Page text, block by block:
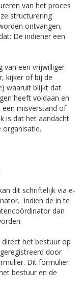
van het proces
structurering
ontvangen,
De indiener een
van een vrijwilliger
kijker of bij de
waaruit blijkt dat
heeft voldaan en
een misverstand of
is dat het aandacht
organisatie.
dit schriftelijk via e-
Indien de in te
dan
het bestuur op
door
Dit formulier
bestuur en de